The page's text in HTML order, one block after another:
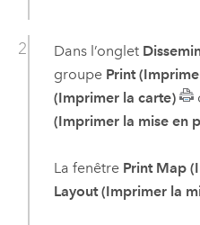
Dans l’onglet
groupe Print
(Imprimer la carte)
(Imprimer la mise en
La fenêtre Print Map
Layout (Imprimer la